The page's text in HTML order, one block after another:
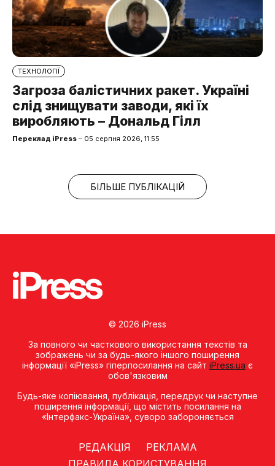
ТЕХНОЛОГІЇ
Загроза балістичних ракет. Україні
слід знищувати заводи, які їх
виробляють – Дональд Гілл
Переклад iPress – 05 серпня 2026, 11:55
БІЛЬШЕ ПУБЛІКАЦІЙ
© 2026 iPress
За повного чи часткового використання текстів та
зображень чи за будь-якого іншого поширення
інформації «iPress» гіперпосилання на сайт iPress.ua є
обов'язковим
Будь-яке копiювання, публiкацiя, передрук чи наступне
поширення iнформацiї, що мiстить посилання на
«Iнтерфакс-Україна», суворо забороняється
РЕДАКЦІЯ
РЕКЛАМА
ПРАВИЛА КОРИСТУВАННЯ